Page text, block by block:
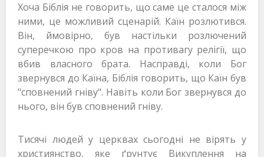
Хоча Біблія не говорить, що саме це сталося між
ними, це можливий сценарій. Каїн розлютився.
Він, ймовірно, був настільки розлючений
суперечкою про кров на противагу релігії, що
вбив власного брата. Насправді, коли Бог
звернувся до Каїна, Біблія говорить, що Каїн був
"сповнений гніву". Навіть коли Бог звернувся до
нього, він був сповнений гніву.
Тисячі людей у церквах сьогодні не вірять у
християнство, яке ґрунтує Викуплення на